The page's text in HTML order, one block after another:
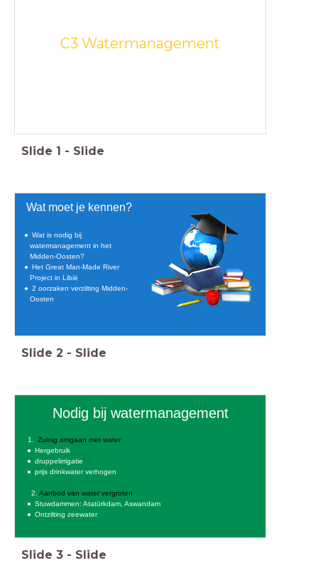
C3 Watermanagement
Slide 1 - Slide
Wat moet je kennen?
Wat is nodig bij
watermanagement in het
Midden-Oosten?
Het Great Man-Made River
Project in Libië
2 oorzaken verzilting Midden-
Oosten
Slide 2 - Slide
Nodig bij watermanagement
Zuinig omgaan met water
Hergebruik
druppelirrigatie
prijs drinkwater verhogen
2. Aanbod van water vergroten
Stuwdammen: Atatürkdam, Aswandam
Ontzilting zeewater
Slide 3 - Slide